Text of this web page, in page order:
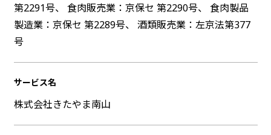
第2291号、 食肉販売業：京保セ 第2290号、 食肉製品
製造業：京保セ 第2289号、 酒類販売業：左京法第377
号
サービス名
株式会社きたやま南山